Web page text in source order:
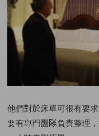
他們對於床單可很有要
要有專門團隊負責整理